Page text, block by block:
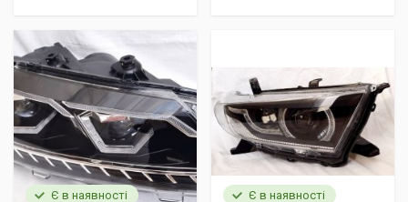
Є в наявності Є в наявності